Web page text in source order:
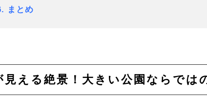
まとめ
える絶景！大きい公園ならでは